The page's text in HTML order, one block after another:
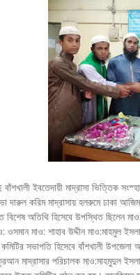
বাঁশখালী ইবতেদায়ী মাদ্রাসা ভিত্তিক
দারুল করিম মাদ্রাসায় হলরুমে ঢাকা
বিশেষ অতিথি হিসেবে উপস্থিত ছিলেন
ওসমান মাও: শাহাব উদ্দীন মাও:মাহমুল
কমিটির সভাপতি হিসেবে বাঁশখালী
মাদ্রাসার পরিচালক মাও:মাহমুদুল